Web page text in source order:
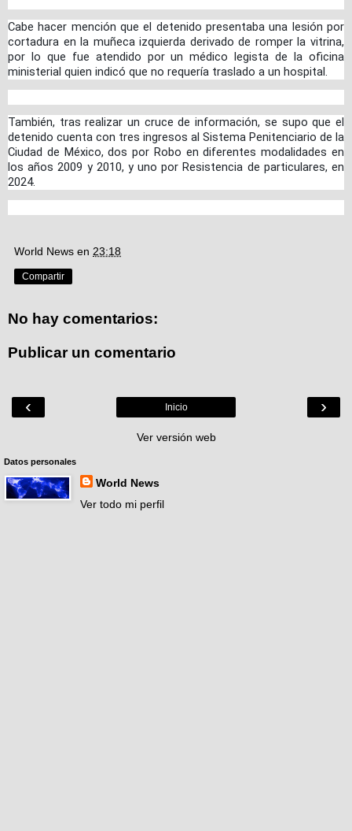
Cabe hacer mención que el detenido presentaba una lesión por
cortadura en la muñeca izquierda derivado de romper la vitrina,
por lo que fue atendido por un médico legista de la oficina
ministerial quien indicó que no requería traslado a un hospital.
También, tras realizar un cruce de información, se supo que el
detenido cuenta con tres ingresos al Sistema Penitenciario de la
Ciudad de México, dos por Robo en diferentes modalidades en
los años 2009 y 2010, y uno por Resistencia de particulares, en
2024.
World News en 23:18
Compartir
No hay comentarios:
Publicar un comentario
‹ ›
Inicio
Ver versión web
Datos personales
World News
Ver todo mi perfil